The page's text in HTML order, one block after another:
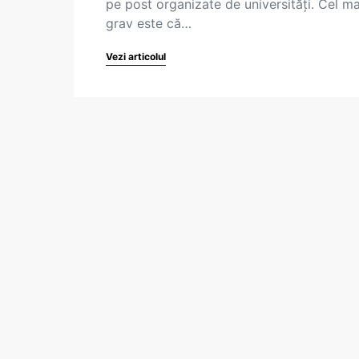
pe post organizate de universități. Cel
grav este că…
Vezi articolul